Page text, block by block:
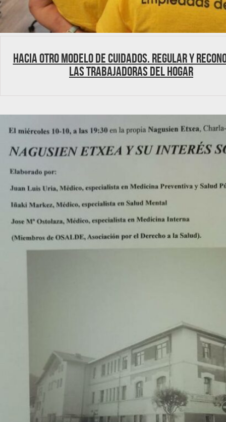
Hacia otro modelo de cuidados. Regular y
las trabajadoras del Hogar